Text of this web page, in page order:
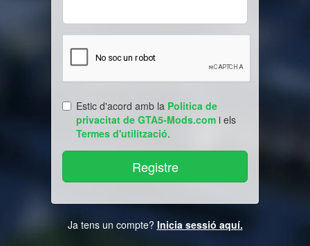
Estic d'acord amb la Politica de
privacitat de GTA5-Mods.com i els
Termes d'utilització.
Ja tens un compte? Inicia sessió aquí.